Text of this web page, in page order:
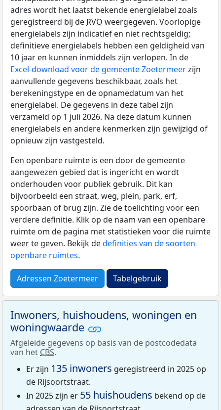
adres wordt het laatst bekende energielabel zoals
geregistreerd bij de RVO weergegeven. Voorlopige
energielabels zijn indicatief en niet rechtsgeldig;
definitieve energielabels hebben een geldigheid van
10 jaar en kunnen inmiddels zijn verlopen. In de
Excel-download voor de gemeente Zoetermeerzijn
aanvullende gegevens beschikbaar, zoals het
berekeningstype en de opnamedatum van het
energielabel. De gegevens in deze tabel zijn
verzameld op 1 juli 2026. Na deze datum kunnen
energielabels en andere kenmerken zijn gewijzigd of
opnieuw zijn vastgesteld.
Een openbare ruimte is een door de gemeente
aangewezen gebied dat is ingericht en wordt
onderhouden voor publiek gebruik. Dit kan
bijvoorbeeld een straat, weg, plein, park, erf,
spoorbaan of brug zijn. Zie de toelichting voor een
verdere definitie. Klik op de naam van een openbare
ruimte om de pagina met statistieken voor die ruimte
weer te geven. Bekijk dedefinities van de soorten
openbare ruimtes.
Adressen Zoetermeer Tabelgebruik
Inwoners, huishoudens, woningen en
woningwaarde
Afgeleide gegevens op basis van de postcodedata
van het CBS.
Er zijn 135 inwoners geregistreerd in 2025 op
de Rijsoortstraat.
In 2025 zijn er 55 huishoudens bekend op de